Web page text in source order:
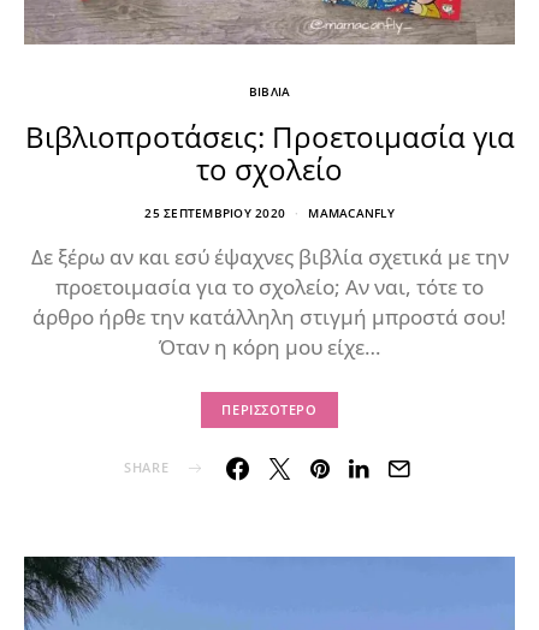
ΒΙΒΛΙΑ
Βιβλιοπροτάσεις: Προετοιμασία για
το σχολείο
25 ΣΕΠΤΕΜΒΡΊΟΥ 2020 MAMACANFLY
Δε ξέρω αν και εσύ έψαχνες βιβλία σχετικά με την
προετοιμασία για το σχολείο; Αν ναι, τότε το
άρθρο ήρθε την κατάλληλη στιγμή μπροστά σου!
Όταν η κόρη μου είχε…
ΠΕΡΙΣΣΌΤΕΡΟ
SHARE